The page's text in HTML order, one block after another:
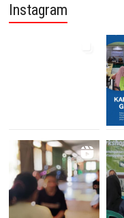
Instagram